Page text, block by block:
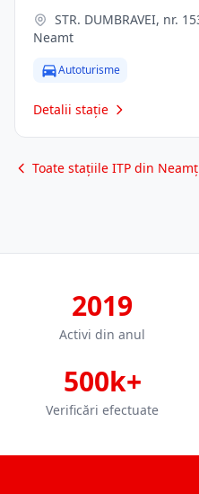
Neamt
Autoturisme
Detalii stație
Toate stațiile ITP din Neamț
2019
Activi din anul
500k+
Verificări efectuate